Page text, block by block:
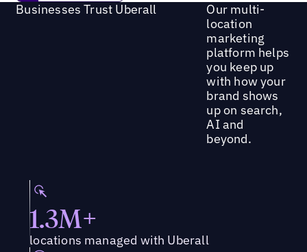
Businesses Trust Uberall
Our multi-
location
marketing
platform helps
you keep up
with how your
brand shows
up on search,
AI and
beyond.
1.3M+
locations managed with Uberall